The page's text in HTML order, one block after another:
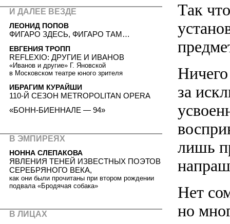
Так
за
лишь
Нет
но
И ДАЛЕЕ ВЕЗДЕ
ЛЕОНИД ПОПОВ
ФИГАРО ЗДЕСЬ, ФИГАРО ТАМ…
ЕВГЕНИЯ ТРОПП
REFLEXIO: ДРУГИЕ И ИВАНОВ
«Иванов и другие» Г. Яновской
в Московском театре юного зрителя
ИБРАГИМ КУРАЙШИ
110-Й СЕЗОН METROPOLITAN OPERA
«БОНН-БИЕННАЛЕ — 94»
В ЭМПИРЕЯХ
НОННА СЛЕПАКОВА
ЯВЛЕНИЯ ТЕНЕЙ ИЗВЕСТНЫХ ПОЭТОВ
СЕРЕБРЯНОГО ВЕКА,
как они были прочитаны при втором рождении
подвала «Бродячая собака»
В ЛИЦАХ